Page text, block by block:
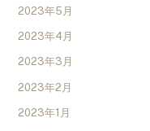
2023年5月
2023年4月
2023年3月
2023年2月
2023年1月